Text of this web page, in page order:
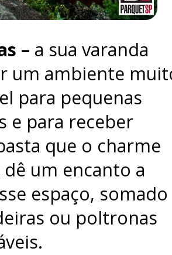
– a sua varanda
um ambiente
para pequenas
e para receber
que o charme
um encanto a
espaço, somado
ou poltronas